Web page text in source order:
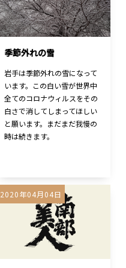
季節外れの雪
岩手は季節外れの雪になって
います。この白い雪が世界中
全てのコロナウィルスをその
白さで消してしまってほしい
と願います。まだまだ我慢の
時は続きます。
2020年04月04日